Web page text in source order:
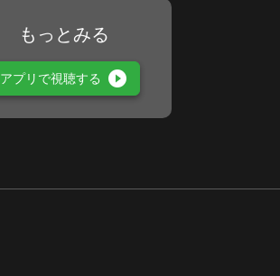
もっとみる
アプリで視聴する play_circle_filled